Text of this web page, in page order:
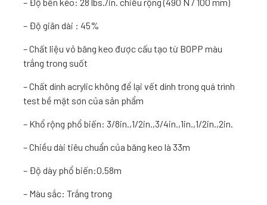
– Độ giãn dài : 45%
– Chất liệu vỏ băng keo được cấu tạo từ BOPP màu
trắng trong suốt
– Chất dính acrylic không để lại vết dính trong quá trình
test bề mặt sơn của sản phẩm
– Khổ rộng phổ biến: 3/8in.,1/2in.,3/4in.,1in.,1/2in.,2in.
– Chiều dài tiêu chuẩn của băng keo là 33m
– Độ dày phổ biến:0.58m
– Màu sắc: Trắng trong